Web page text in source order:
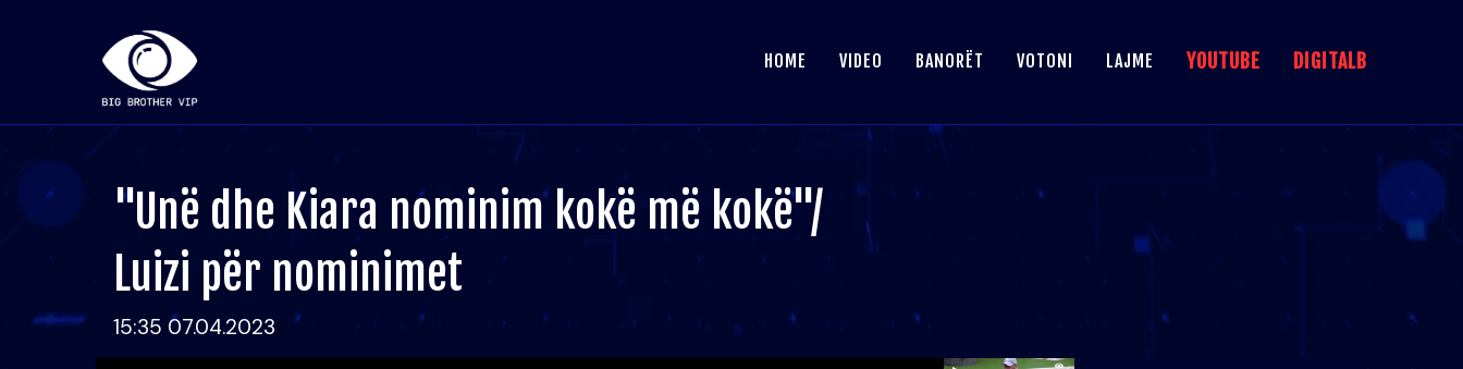
HOME VIDEO BANORËT VOTONI LAJME YOUTUBE DIGITALB
"Unë dhe Kiara nominim kokë më kokë"/
Luizi për nominimet
15:35 07.04.2023